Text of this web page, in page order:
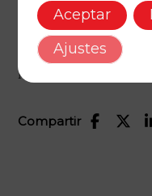
divertida.
Entrenamos
zona del Hotel W o en
entreno que queramos
No dudes en contactar
Compartir
Aceptar
Ajustes